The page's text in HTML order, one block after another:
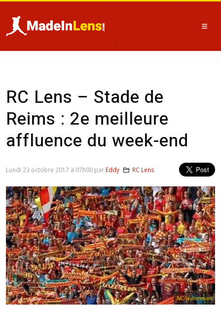
RC Lens – Stade de
Reims : 2e meilleure
affluence du week-end
NC/watermark
Lundi 23 octobre 2017 à 07h00 par Eddy RC Lens